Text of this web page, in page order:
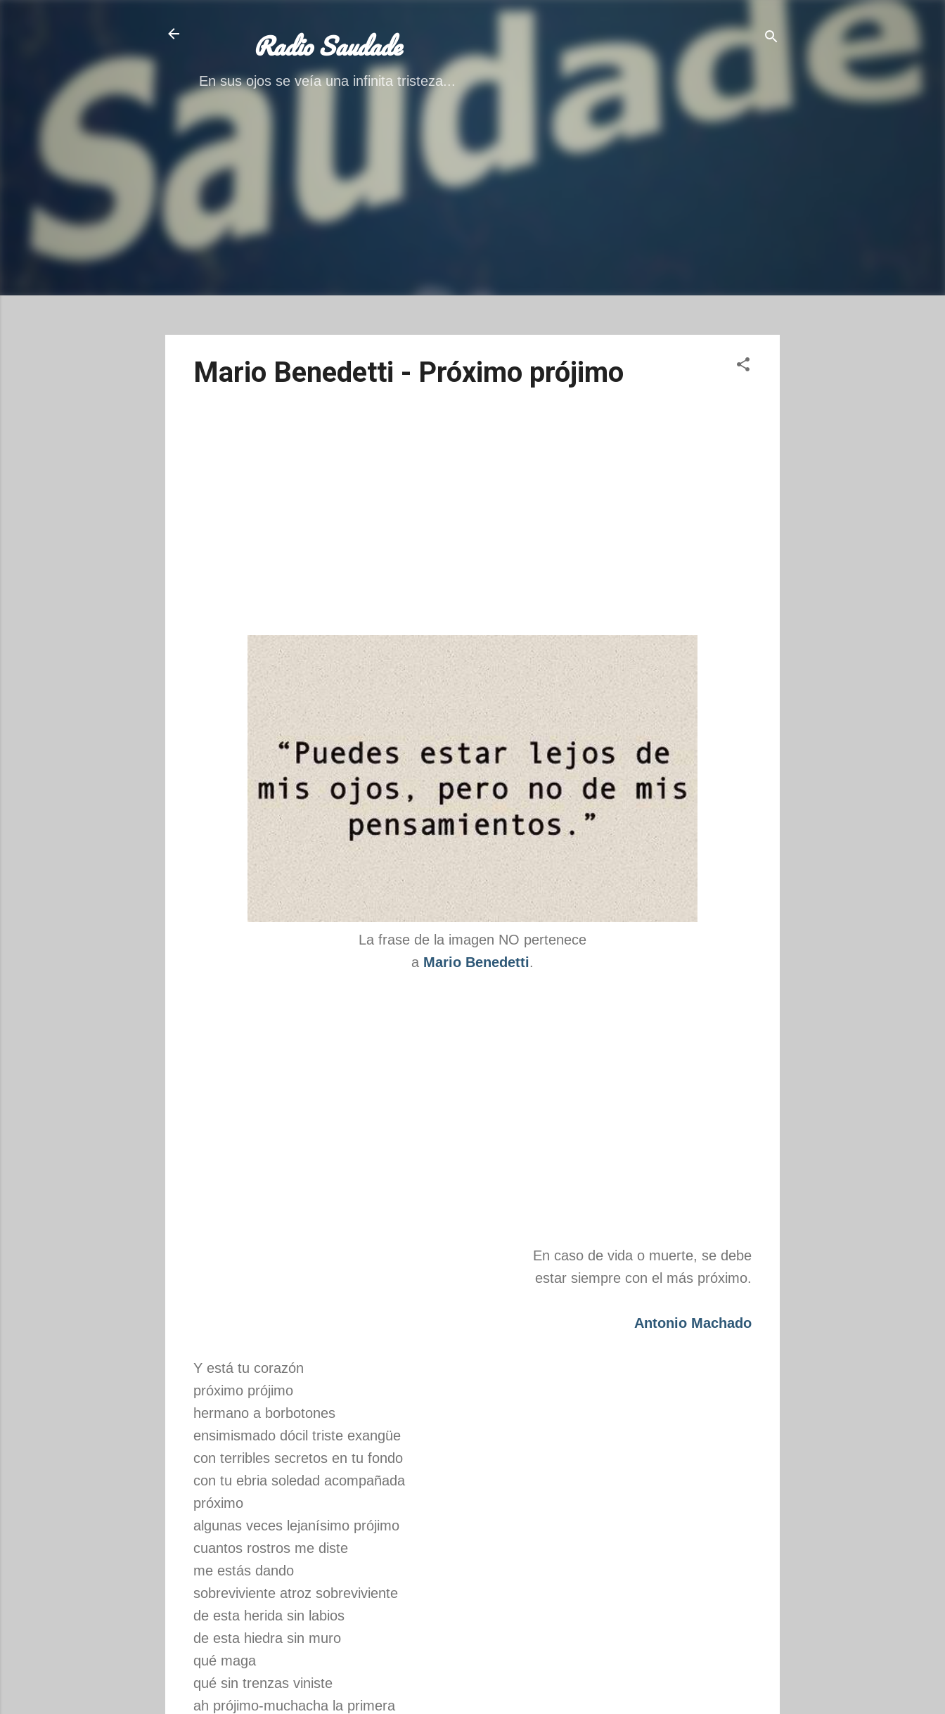
Ir al contenido principal
Radio Saudade
En sus ojos se veía una infinita tristeza...
Mario Benedetti - Próximo prójimo
La frase de la imagen NO pertenece
a Mario Benedetti.
En caso de vida o muerte, se debe
estar siempre con el más próximo.
Antonio Machado
Y está tu corazón
próximo prójimo
hermano a borbotones
ensimismado dócil triste exangüe
con terribles secretos en tu fondo
con tu ebria soledad acompañada
próximo
algunas veces lejanísimo prójimo
cuantos rostros me diste
me estás dando
sobreviviente atroz sobreviviente
de esta herida sin labios
de esta hiedra sin muro
qué maga
qué sin trenzas viniste
ah prójimo-muchacha la primera